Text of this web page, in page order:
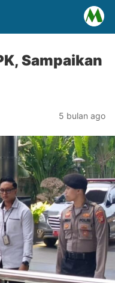
Sampaikan
5 bulan ago